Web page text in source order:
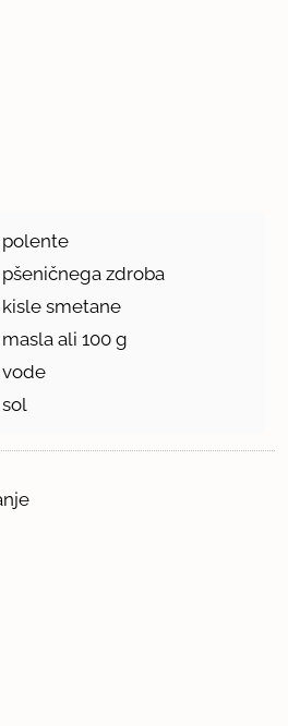
polente
pšeničnega zdroba
kisle smetane
masla ali 100 g
vode
sol